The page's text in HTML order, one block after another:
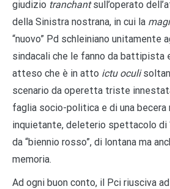
giudizio tranchantsull’operato
della Sinistra nostrana, in cui la
“nuovo” Pd schleiniano unitamente
sindacali che le fanno da battipista
atteso che è in atto ictu oculi
scenario da operetta triste
faglia socio-politica e di una becera
inquietante, deleterio spettacolo di
da “biennio rosso”, di lontana ma
memoria.
Ad ogni buon conto, il Pci riusciva